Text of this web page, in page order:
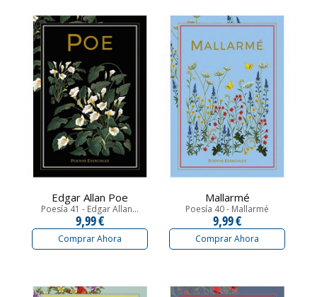
Edgar Allan Poe
Poesía 41 - Edgar Allan...
9,99 €
Comprar Ahora
Mallarmé
Poesía 40 - Mallarmé
9,99 €
Comprar Ahora